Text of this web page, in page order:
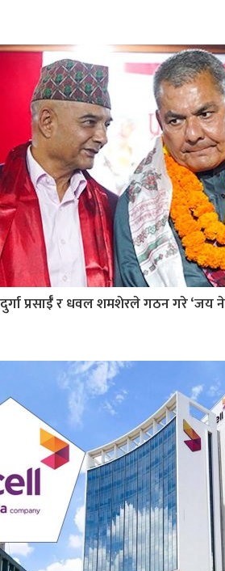
दुर्गा प्रसाईँ र धवल शमशेरले गठन गरे ‘जय